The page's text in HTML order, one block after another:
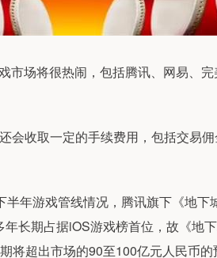
场将很热闹，包括腾讯、网易、完
会收取一定的手续费用，包括交易
年游戏管线情况，腾讯旗下《地下
长期占据iOS游戏榜首位，故《地
超出市场的90至100亿元人民币的